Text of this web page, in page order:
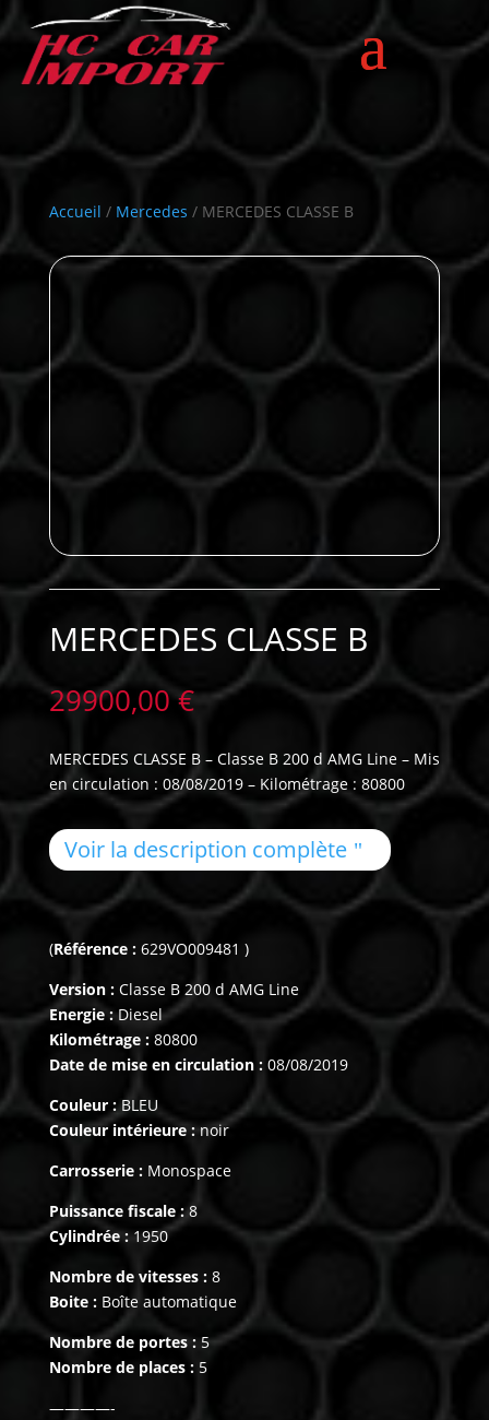
Accueil / Mercedes / MERCEDES CLASSE B
MERCEDES CLASSE B
29900,00€
MERCEDES CLASSE B – Classe B 200 d AMG Line – Mis
en circulation : 08/08/2019 – Kilométrage : 80800
Voir la description complète
(Référence : 629VO009481 )
Version :Classe B 200 d AMG Line
Energie :Diesel
Kilométrage :80800
Date de mise en circulation :08/08/2019
Couleur :BLEU
Couleur intérieure :noir
Carrosserie :Monospace
Puissance fiscale :8
Cylindrée :1950
Nombre de vitesses :8
Boite :Boîte automatique
Nombre de portes : 5
Nombre de places :5
————-